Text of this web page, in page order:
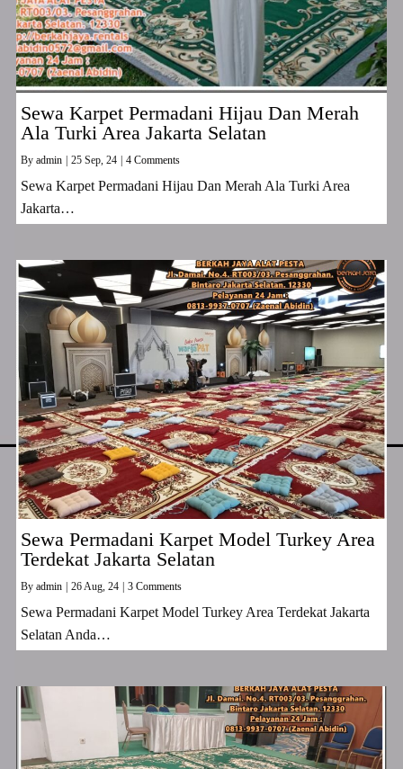
Sewa Karpet Permadani Hijau Dan Merah
Ala Turki Area Jakarta Selatan
By admin | 25 Sep, 24 | 4 Comments
Sewa Karpet Permadani Hijau Dan Merah Ala Turki Area
Jakarta…
Sewa Permadani Karpet Model Turkey Area
Terdekat Jakarta Selatan
By admin | 26Aug, 24 | 3 Comments
Sewa Permadani Karpet Model Turkey Area Terdekat Jakarta
Selatan Anda…